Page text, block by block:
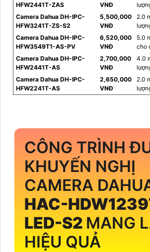
HFW2441T-ZAS
VNĐ
Camera Dahua DH-IPC-
HFW3241T-ZS-S2
5,500,000
VNĐ
2.0
Camera Dahua DH-IPC-
HFW3549T1-AS-PV
6,520,000
VNĐ
5.0
cho
Camera Dahua DH-IPC-
HFW2441T-AS
2,700,000
VNĐ
4.0
Camera Dahua DH-IPC-
HFW2241T-AS
2,650,000
VNĐ
2.0
CÔNG TRÌNH
KHUYẾN NGHỊ
CAMERA
HAC-
LED-S2 MANG
HIỆU QUẢ